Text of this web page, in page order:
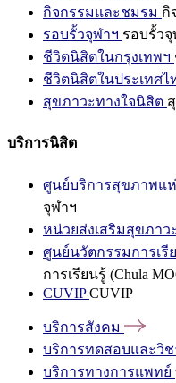
กิจกรรมและชมรม กิ
รอบรั้วจุฬาฯ รอบรั้วจุ
ชีวิตนิสิตในกรุงเทพฯ
ชีวิตนิสิตในประเทศไ
สุขภาวะทางใจนิสิต
บริการนิสิต
ศูนย์บริการสุขภาพแ
จุฬาฯ
หน่วยส่งเสริมสุขภาว
ศูนย์นวัตกรรมการเรี
การเรียนรู้ (Chula
CUVIPCUVIP
บริการสังคม
บริการทดสอบและวิช
บริการทางการแพทย์